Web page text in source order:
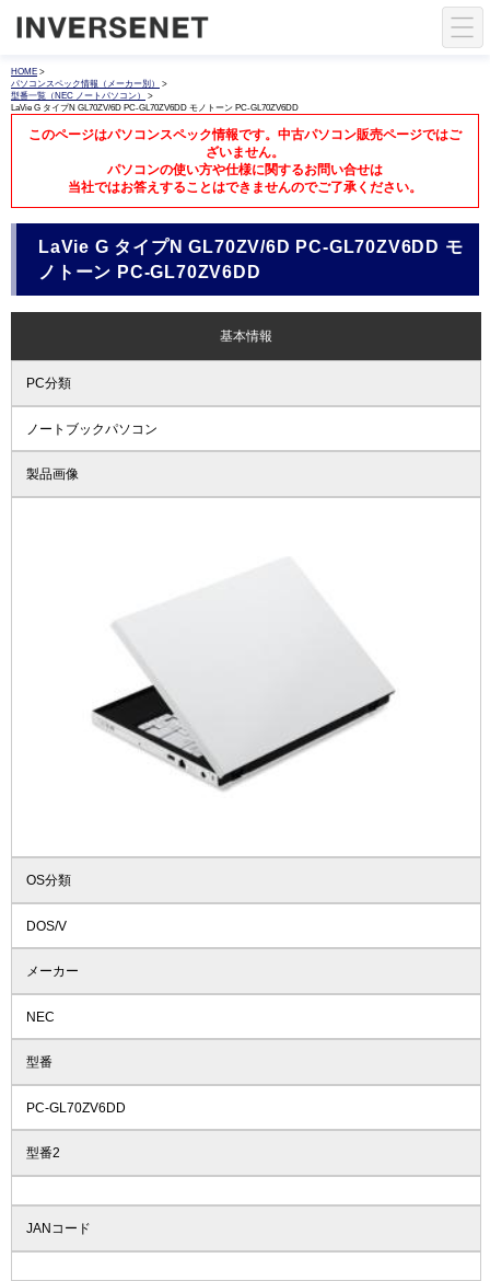
HOME >
パソコンスペック情報（メーカー別）
>
型番一覧（NEC ノートパソコン）
>
LaVie G タイプN GL70ZV/6D PC-GL70ZV6DD モノトーン PC-GL70ZV6DD
このページはパソコンスペック情報です。中古パソコン販売ページではご
ざいません。
パソコンの使い方や仕様に関するお問い合せは
当社ではお答えすることはできませんのでご了承ください。
LaVie G タイプN GL70ZV/6D PC-GL70ZV6DD モ
ノトーン PC-GL70ZV6DD
基本情報
PC分類
ノートブックパソコン
製品画像
OS分類
DOS/V
メーカー
NEC
型番
PC-GL70ZV6DD
型番2
JANコード